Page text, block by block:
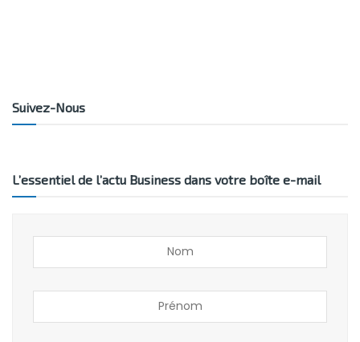
Suivez-Nous
L’essentiel de l’actu Business dans votre boîte e-mail